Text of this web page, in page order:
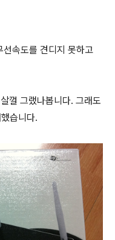
속도를 견디지 못하고
껄 그랬나봅니다. 그래도
습니다.